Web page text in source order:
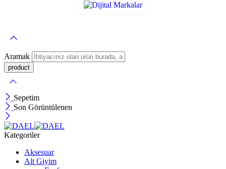
Aramak
Sepetim
Son Görüntülenen
Kategoriler
Aksesuar
Alt Giyim